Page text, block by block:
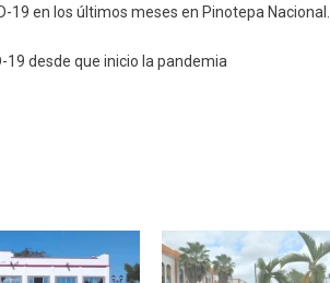
19 en los últimos meses en Pinotepa Nacional.
19 desde que inicio la pandemia